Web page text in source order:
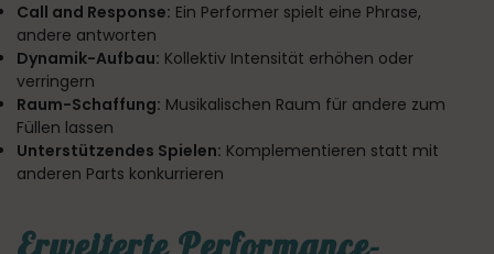
Call and Response: Ein Performer spielt eine Phrase,
andere antworten
Dynamik-Aufbau: Kollektiv Intensität erhöhen oder
verringern
Raum-Schaffung: Musikalischen Raum für andere zum
Füllen lassen
Unterstützendes Spielen: Komplementieren statt mit
anderen Parts konkurrieren
Erweiterte Performance-